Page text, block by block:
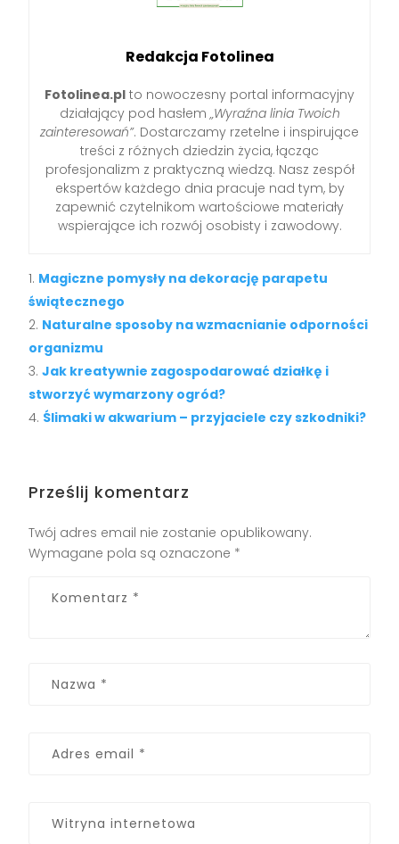
Redakcja Fotolinea
Fotolinea.pl to nowoczesny portal informacyjny
działający pod hasłem „Wyraźna linia Twoich
zainteresowań”. Dostarczamy rzetelne i inspirujące
treści z różnych dziedzin życia, łącząc
profesjonalizm z praktyczną wiedzą. Nasz zespół
ekspertów każdego dnia pracuje nad tym, by
zapewnić czytelnikom wartościowe materiały
wspierające ich rozwój osobisty i zawodowy.
Magiczne pomysły na dekorację parapetu
świątecznego
Naturalne sposoby na wzmacnianie odporności
organizmu
Jak kreatywnie zagospodarować działkę i
stworzyć wymarzony ogród?
Ślimaki w akwarium – przyjaciele czy szkodniki?
Prześlij komentarz
Twój adres email nie zostanie opublikowany.
Wymagane pola są oznaczone *